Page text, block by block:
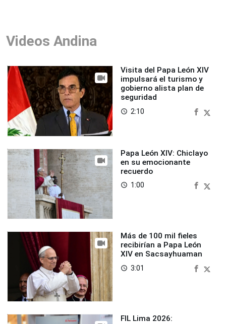
Videos Andina
Visita del Papa León XIV
impulsará el turismo y
gobierno alista plan de
seguridad
access_time 2:10
Papa León XIV: Chiclayo
en su emocionante
recuerdo
access_time 1:00
Más de 100 mil fieles
recibirían a Papa León
XIV en Sacsayhuaman
access_time 3:01
FIL Lima 2026: